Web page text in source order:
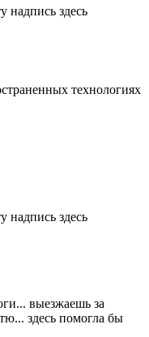
надпись здесь
технологиях
надпись здесь
выезжаешь за
здесь помогла бы